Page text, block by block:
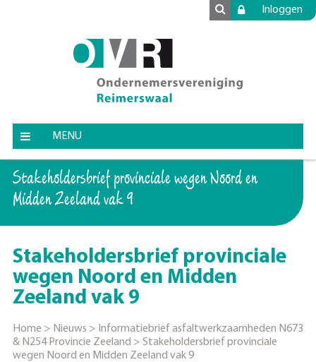
Inloggen
MENU
Stakeholdersbrief provinciale wegen Noord en
Midden Zeeland vak 9
Stakeholdersbrief provinciale
wegen Noord en Midden
Zeeland vak 9
Home > Nieuws > Informatiebrief asfaltwerkzaamheden N673
& N254 Provincie Zeeland > Stakeholdersbrief provinciale
wegen Noord en Midden Zeeland vak 9